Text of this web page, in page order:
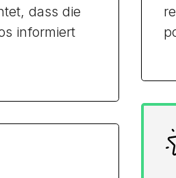
dass die
informiert